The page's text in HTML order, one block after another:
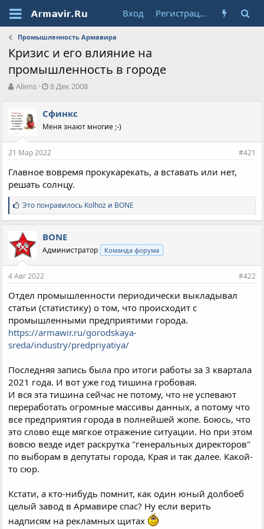
Вход Регистрация
Промышленность Армавира
Кризис и его влияние на
промышленность в городе
А
о
р
т
е
ы
Aliens
Д
а
н
ч
л
а
8 Дек 2008
Сфинкс
Меня знают многие ;-)
21 Мар 2022 #421
Главное вовремя прокукарекать, а вставать или нет,
решать солнцу.
С
и
м
п
а
т
и
:
Это понравилось Kolhoz и BONE
BONE
Администратор Команда форума
4 Авг 2022 #422
Отдел промышленности периодически выкладывал
статьи (статистику) о том, что происходит с
промышленными предприятими города.
https://armawir.ru/gorodskaya-
sreda/industry/predpriyatiya/
Последняя запись была про итоги работы за 3 квартала
2021 года. И вот уже год тишина гробовая.
И вся эта тишина сейчас не потому, что не успевают
переработать огромные массивы данных, а потому что
все предприятия города в полнейшей жопе. Боюсь, что
это слово еще мягкое отражение ситуации. Но при этом
вовсю везде идет раскрутка "генеральных директоров"
по выборам в депутаты города, Края и так далее. Какой-
то сюр.
Кстати, а кто-нибудь помнит, как один юный долбоеб
целый завод в Армавире спас? Ну если верить
надписям на рекламных щитах